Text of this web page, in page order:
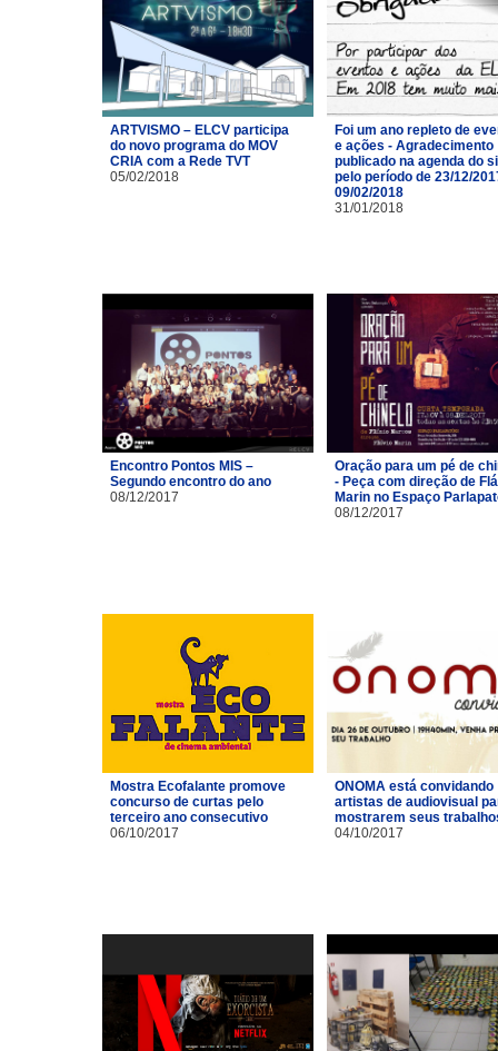
ARTVISMO – ELCV participa
do novo programa do MOV
CRIA com a Rede TVT
05/02/2018
Foi um ano repleto de
e ações - Agradecimento
publicado na agenda do
pelo período de 23/12/
09/02/2018
31/01/2018
Encontro Pontos MIS –
Segundo encontro do ano
08/12/2017
Oração para um pé de
- Peça com direção de
Marin no Espaço
08/12/2017
Mostra Ecofalante promove
concurso de curtas pelo
terceiro ano consecutivo
06/10/2017
ONOMA está convidando
artistas de audiovisual
mostrarem seus
04/10/2017